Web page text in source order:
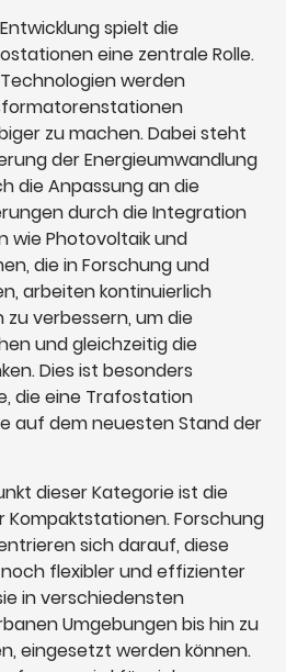
spielt die
eine zentrale Rolle.
werden
zu machen. Dabei steht
der Energieumwandlung
die Anpassung an die
durch die Integration
wie Photovoltaik und
die in Forschung und
arbeiten kontinuierlich
verbessern, um die
und gleichzeitig die
Dies ist besonders
die eine Trafostation
auf dem neuesten Stand der
dieser Kategorie ist die
Kompaktstationen. Forschung
sich darauf, diese
flexibler und effizienter
in verschiedensten
Umgebungen bis hin zu
eingesetzt werden können.